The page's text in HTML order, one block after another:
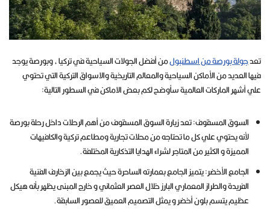
تعدجولة بورصة من اسطنبولمن أفضل الجولات السياحية في تركيا ، وبورصة يوجد
فيها العديد من الأماكن السياحية والمعالم التاريخية والاسواق التركية التي تحتوي
علي أشهر الماركات العالمية سأوضح لكم بعض الاماكن في السطور التالية:
السوق المسقوف: تعد زيارة السوق المسقوف من أهم الرحلات داخل رحلة بورصة
لأنه يحتوي علي كل ما تحتاجه من محلات تجارية ومطاعم تركية والكافيهات
المميزة و الكثير من المتاجر لشراء الهدايا التذكارية المختلفة.
الجامع الأخضر: يتميز الجامع بعمارته الساحرة حيث يجمع بين الزخارف الفنية
الفريدة والطراز المعماري البارز خلال العصر العثماني و خارج المبنى يظهر بأنه هيكل
عظيم يتسم بلون أخضر و يمثل التصميم العميق للعصور السابقة.